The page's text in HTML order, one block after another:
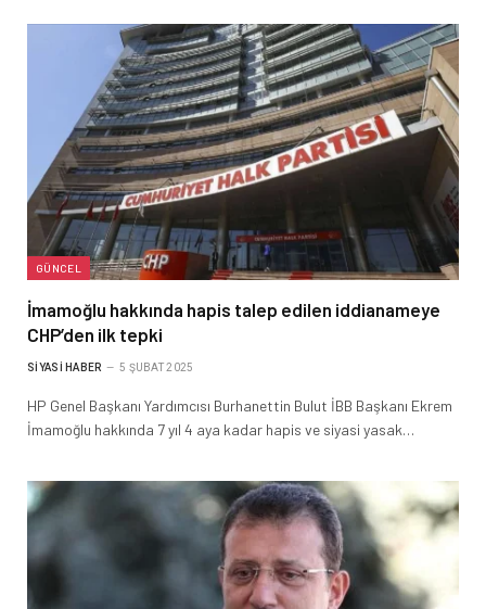
GÜNCEL
İmamoğlu hakkında hapis talep edilen iddianameye
CHP’den ilk tepki
SIYASI HABER 5 ŞUBAT 2025
HP Genel Başkanı Yardımcısı Burhanettin Bulut İBB Başkanı Ekrem
İmamoğlu hakkında 7 yıl 4 aya kadar hapis ve siyasi yasak…